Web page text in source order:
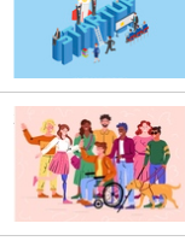
2021/03/04